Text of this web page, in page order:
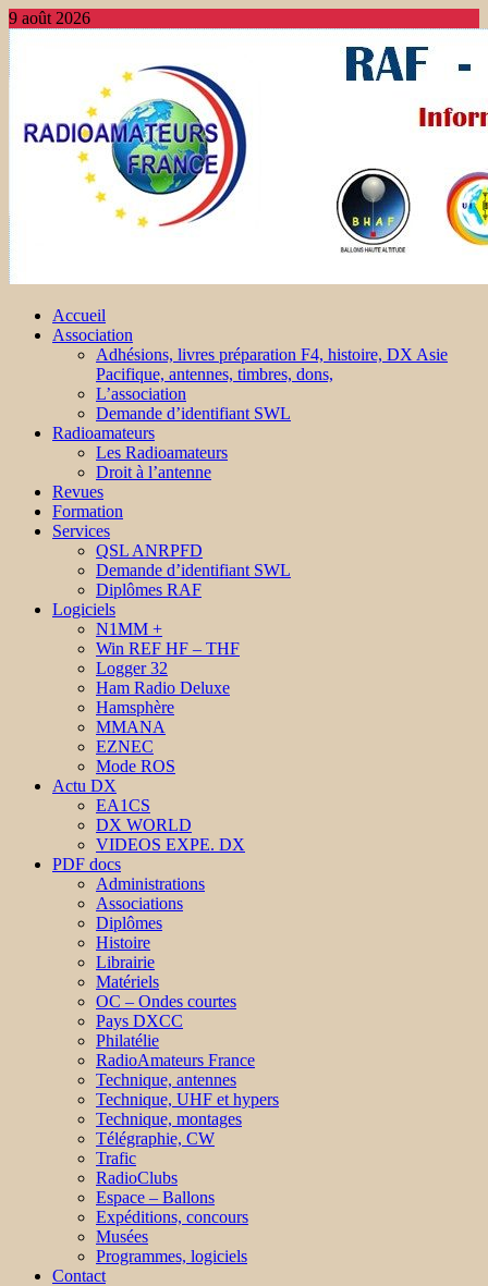
9 août 2026
Accueil
Association
Adhésions, livres préparation F4, histoire, DX Asie
Pacifique, antennes, timbres, dons,
L’association
Demande d’identifiant SWL
Radioamateurs
Les Radioamateurs
Droit à l’antenne
Revues
Formation
Services
QSL ANRPFD
Demande d’identifiant SWL
Diplômes RAF
Logiciels
N1MM +
Win REF HF – THF
Logger 32
Ham Radio Deluxe
Hamsphère
MMANA
EZNEC
Mode ROS
Actu DX
EA1CS
DX WORLD
VIDEOS EXPE. DX
PDF docs
Administrations
Associations
Diplômes
Histoire
Librairie
Matériels
OC – Ondes courtes
Pays DXCC
Philatélie
RadioAmateurs France
Technique, antennes
Technique, UHF et hypers
Technique, montages
Télégraphie, CW
Trafic
RadioClubs
Espace – Ballons
Expéditions, concours
Musées
Programmes, logiciels
Contact